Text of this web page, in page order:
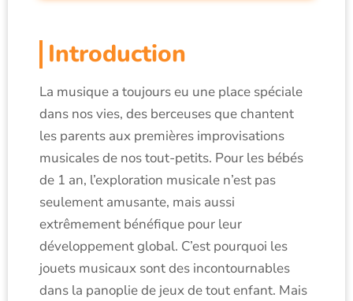
Introduction
La musique a toujours eu une place spéciale
dans nos vies, des berceuses que chantent
les parents aux premières improvisations
musicales de nos tout-petits. Pour les bébés
de 1 an, l’exploration musicale n’est pas
seulement amusante, mais aussi
extrêmement bénéfique pour leur
développement global. C’est pourquoi les
jouets musicaux sont des incontournables
dans la panoplie de jeux de tout enfant. Mais